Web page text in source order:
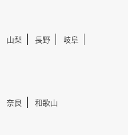
山梨 長野
岐阜
奈良 和歌山